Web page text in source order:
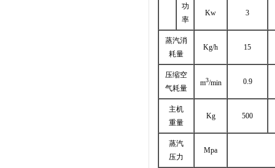
功
率
Kw 3
蒸汽消
耗量
Kg/h 15
压缩空
气耗量
m3/min 0.9
主机
重量
Kg 500
蒸汽
压力
Mpa